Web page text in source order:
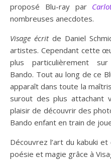
proposé Blu-ray par
nombreuses anecdotes.
Visage écritde Daniel
artistes. Cependant cette
plus particulièrement sur
Bando. Tout au long de ce
apparaît dans toute la
surout des plus attachant
plaisir de découvrir des
Bando enfant en train de
Découvrez l’art du kabuki
poésie et magie grâce à